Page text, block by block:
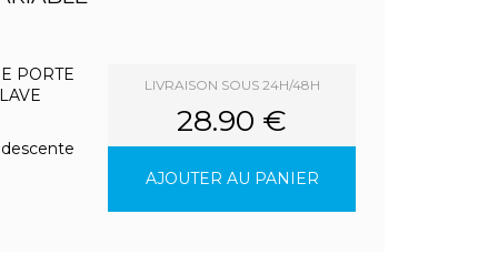
PORTE
LIVRAISON SOUS 24H/48H
28.90 €
AJOUTER AU PANIER